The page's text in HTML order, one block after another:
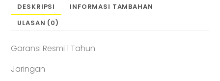
DESKRIPSI
INFORMASI TAMBAHAN
ULASAN (0)
Garansi Resmi 1 Tahun
Jaringan